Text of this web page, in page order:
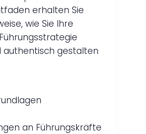
erhalten Sie
wie Sie Ihre
authentisch gestalten
an Führungskräfte